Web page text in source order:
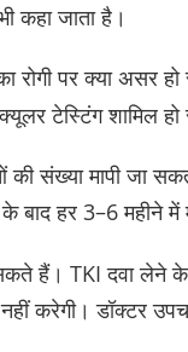
कहा जाता है।
रोगी पर क्या असर
टेस्टिंग शामिल
संख्या मापी जा
हर 3–6 महीने में
हैं। TKI दवा लेने
करेगी। डॉक्टर